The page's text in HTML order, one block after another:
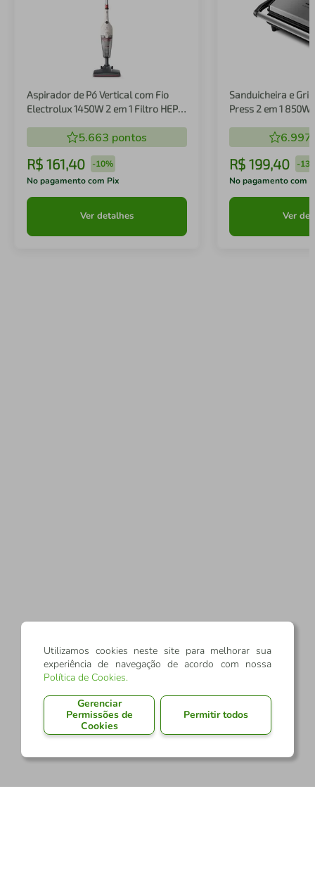
Aspirador de Pó Vertical com Fio
Electrolux 1450W 2 em 1 Filtro HEPA
5.663 pontos
R$ 161,40 -10%
No pagamento com Pix
Ver detalhes
Sanduicheira e
Press 2 em 1 850W
6.997
R$ 199,40 -
No pagamento com
Ver
Utilizamos cookies neste site para melhorar sua
experiência de navegação de acordo com nossa
Política de Cookies.
Gerenciar
Permissões de
Cookies
Permitir todos